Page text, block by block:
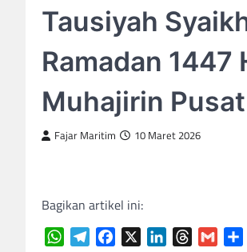
Tausiyah
Ramadan
Muhajirin Pusat
Fajar Maritim 10 Maret 2026
Bagikan artikel ini:
WhatsAppTelegramFacebook LinkedInThreads
Gmail